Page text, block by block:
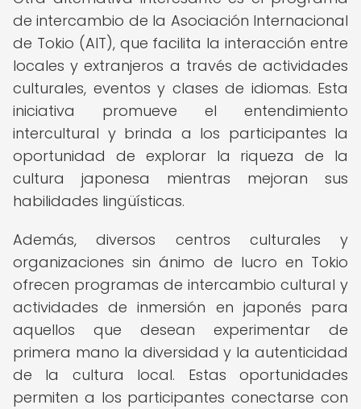
de intercambio de la Asociación Internacional
de Tokio (AIT), que facilita la interacción entre
locales y extranjeros a través de actividades
culturales, eventos y clases de idiomas. Esta
iniciativa promueve el entendimiento
intercultural y brinda a los participantes la
oportunidad de explorar la riqueza de la
cultura japonesa mientras mejoran sus
habilidades lingüísticas.
Además, diversos centros culturales y
organizaciones sin ánimo de lucro en Tokio
ofrecen programas de intercambio cultural y
actividades de inmersión en japonés para
aquellos que desean experimentar de
primera mano la diversidad y la autenticidad
de la cultura local. Estas oportunidades
permiten a los participantes conectarse con